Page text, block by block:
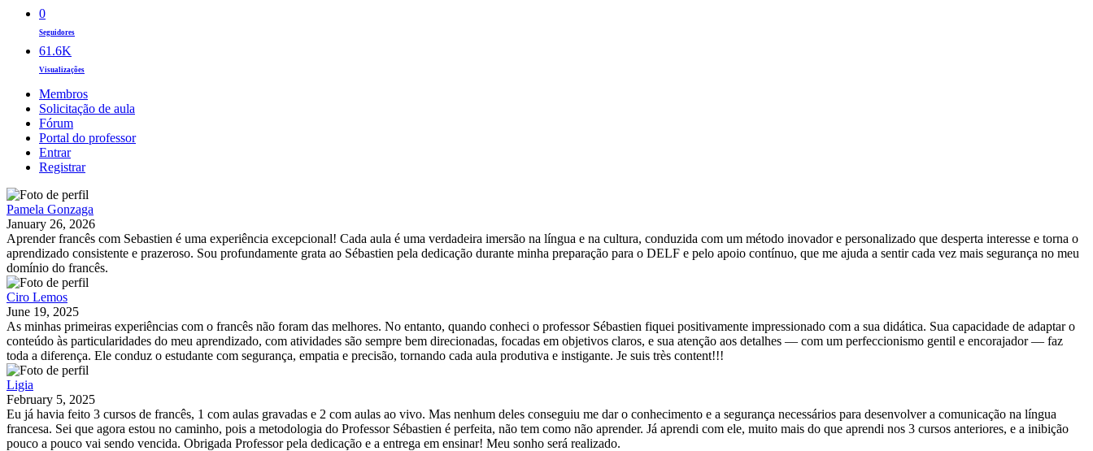
0
Seguidores
61.6K
Visualizações
Membros
Solicitação de aula
Fórum
Portal do professor
Entrar
Registrar
Pamela Gonzaga
January 26, 2026
Aprender francês com Sebastien é uma experiência excepcional! Cada aula é uma verdadeira imersão na língua e na cultura, conduzida com um método inovador e personalizado que desperta interesse e torna o
aprendizado consistente e prazeroso. Sou profundamente grata ao Sébastien pela dedicação durante minha preparação para o DELF e pelo apoio contínuo, que me ajuda a sentir cada vez mais segurança no meu
domínio do francês.
Ciro Lemos
June 19, 2025
As minhas primeiras experiências com o francês não foram das melhores. No entanto, quando conheci o professor Sébastien fiquei positivamente impressionado com a sua didática. Sua capacidade de adaptar o
conteúdo às particularidades do meu aprendizado, com atividades são sempre bem direcionadas, focadas em objetivos claros, e sua atenção aos detalhes — com um perfeccionismo gentil e encorajador — faz
toda a diferença. Ele conduz o estudante com segurança, empatia e precisão, tornando cada aula produtiva e instigante. Je suis très content!!!
Ligia
February 5, 2025
Eu já havia feito 3 cursos de francês, 1 com aulas gravadas e 2 com aulas ao vivo. Mas nenhum deles conseguiu me dar o conhecimento e a segurança necessários para desenvolver a comunicação na língua
francesa. Sei que agora estou no caminho, pois a metodologia do Professor Sébastien é perfeita, não tem como não aprender. Já aprendi com ele, muito mais do que aprendi nos 3 cursos anteriores, e a inibição
pouco a pouco vai sendo vencida. Obrigada Professor pela dedicação e a entrega em ensinar! Meu sonho será realizado.